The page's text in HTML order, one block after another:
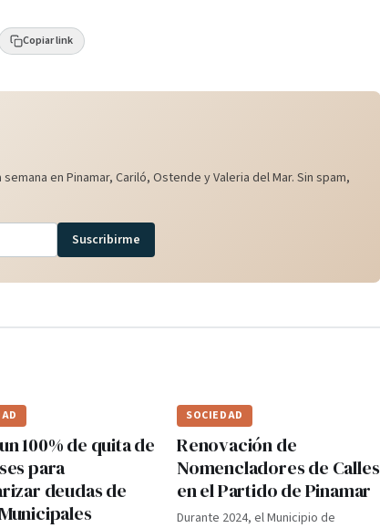
Copiar link
en Pinamar, Cariló, Ostende y Valeria del Mar. Sin spam,
Suscribirme
100% de quita de
para
deudas de
SOCIEDAD
Renovación de
Nomencladores de Calles
en el Partido de Pinamar
Durante 2024, el Municipio de